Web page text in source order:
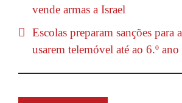
vende armas a Israel
Escolas preparam sanções para
usarem telemóvel até ao 6.º ano